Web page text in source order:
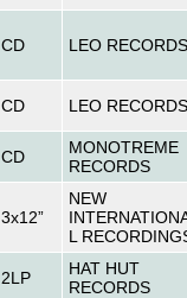
CD LEO RECORDS
CD LEO RECORDS
CD
MONOTREME
RECORDS
3x12”
NEW
L
2LP
HAT HUT
RECORDS